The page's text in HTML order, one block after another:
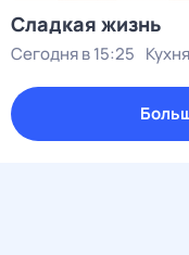
Сладкая жизнь
Сегодня в 15:25 Кухня